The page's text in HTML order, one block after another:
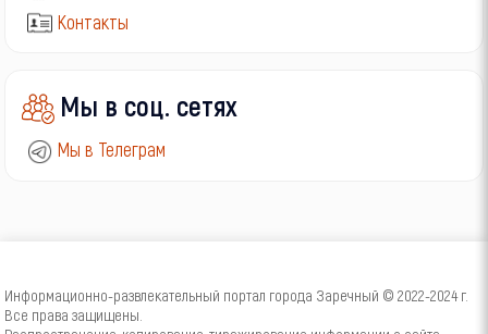
Контакты
Мы в соц. сетях
Мы в Телеграм
Информационно-развлекательный портал города Заречный © 2022-2024 г.
Все права защищены.